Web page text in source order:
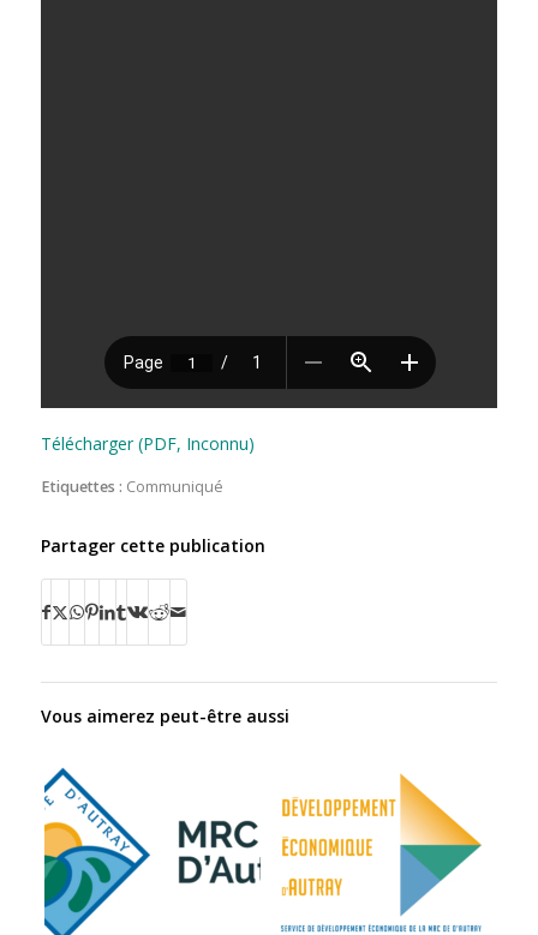
Télécharger (PDF, Inconnu)
Etiquettes : Communiqué
Partager cette publication
Vous aimerez peut-être aussi